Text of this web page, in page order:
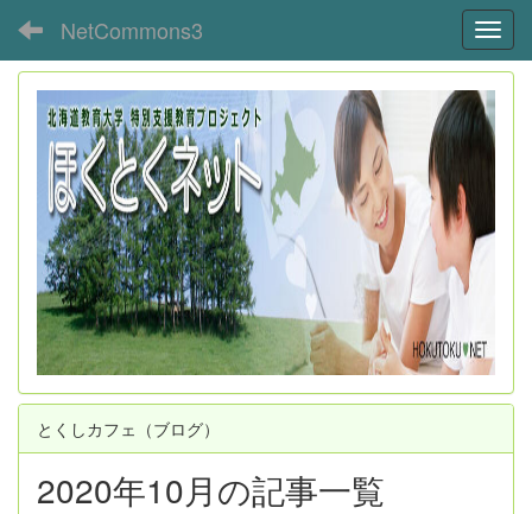
NetCommons3
とくしカフェ（ブログ）
2020年10月の記事一覧